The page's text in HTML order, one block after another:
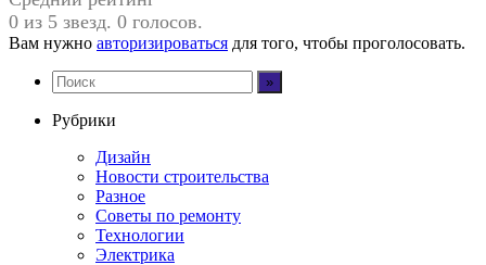
0 из 5 звезд. 0 голосов.
Вам нужно авторизироваться для того, чтобы проголосовать.
Рубрики
Дизайн
Новости строительства
Разное
Советы по ремонту
Технологии
Электрика